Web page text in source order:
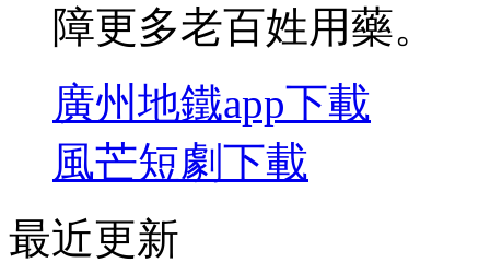
障更多老百姓用藥。
廣州地鐵app下載
風芒短劇下載
最近更新